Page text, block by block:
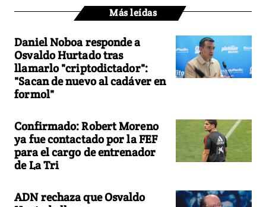
Más leídas
Daniel Noboa responde a
Osvaldo Hurtado tras
llamarlo "criptodictador":
"Sacan de nuevo al cadáver en
formol"
Confirmado: Robert Moreno
ya fue contactado por la FEF
para el cargo de entrenador
de La Tri
ADN rechaza que Osvaldo